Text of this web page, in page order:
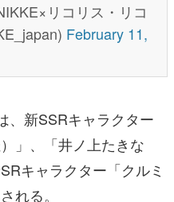
リコリス・リコ
February 11,
、新SSRキャラクター
」、「井ノ上たきな
キャラクター「クルミ
れる。